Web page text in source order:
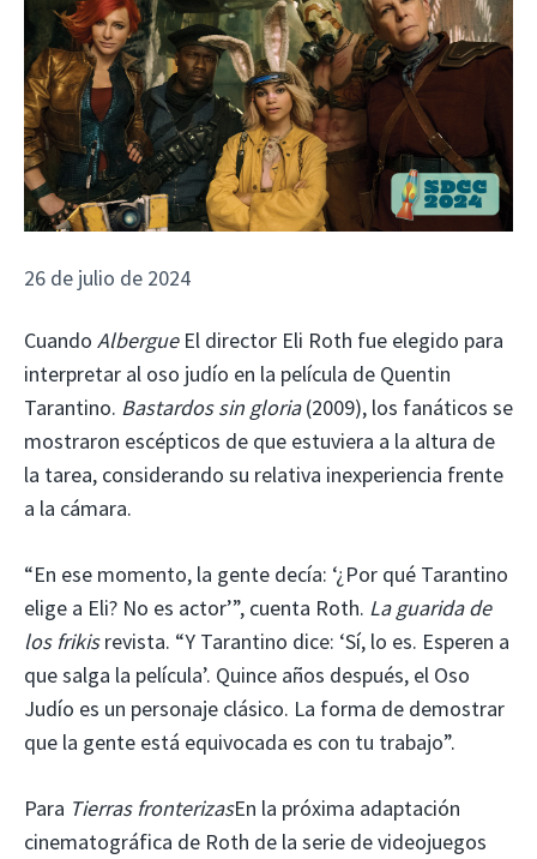
26 de julio de 2024
Cuando AlbergueEl director Eli Roth fue elegido para
interpretar al oso judío en la película de Quentin
Tarantino. Bastardos sin gloria (2009), los fanáticos se
mostraron escépticos de que estuviera a la altura de
la tarea, considerando su relativa inexperiencia frente
a la cámara.
“En ese momento, la gente decía: ‘¿Por qué Tarantino
elige a Eli? No es actor’”, cuenta Roth. La guarida de
los frikisrevista. “Y Tarantino dice: ‘Sí, lo es. Esperen a
que salga la película’. Quince años después, el Oso
Judío es un personaje clásico. La forma de demostrar
que la gente está equivocada es con tu trabajo”.
Para Tierras fronterizasEn la próxima adaptación
cinematográfica de Roth de la serie de videojuegos